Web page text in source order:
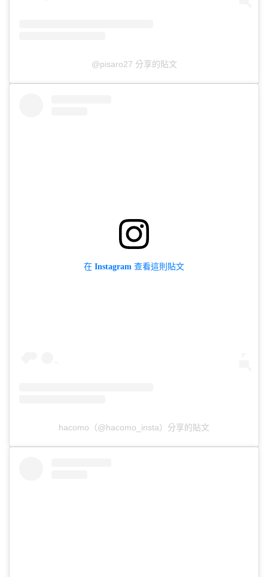
@pisaro27 分享的貼文
在 Instagram 查看這則貼文
hacomo（@hacomo_insta）分享的貼文